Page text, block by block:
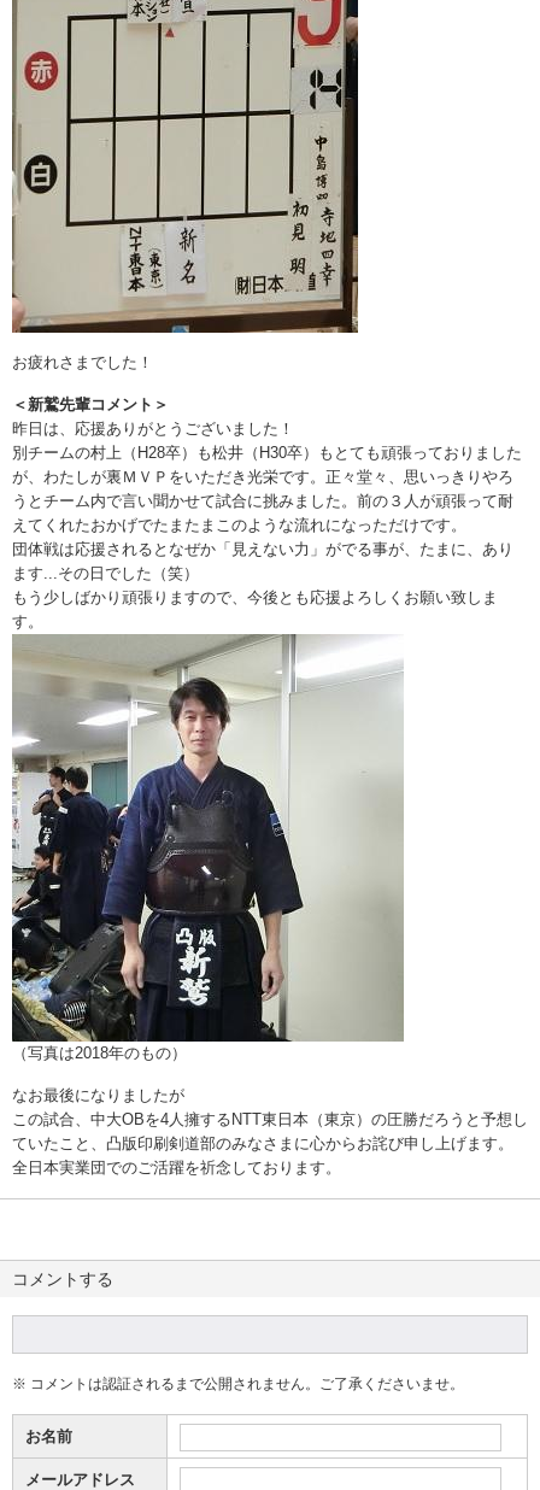
お疲れさまでした！
＜新鷲先輩コメント＞
昨日は、応援ありがとうございました！
別チームの村上（H28卒）も松井（H30卒）もとても頑張っておりました
が、わたしが裏ＭＶＰをいただき光栄です。正々堂々、思いっきりやろ
うとチーム内で言い聞かせて試合に挑みました。前の３人が頑張って耐
えてくれたおかげでたまたまこのような流れになっただけです。
団体戦は応援されるとなぜか「見えない力」がでる事が、たまに、あり
ます...その日でした（笑）
もう少しばかり頑張りますので、今後とも応援よろしくお願い致しま
す。
（写真は2018年のもの）
なお最後になりましたが
この試合、中大OBを4人擁するNTT東日本（東京）の圧勝だろうと予想し
ていたこと、凸版印刷剣道部のみなさまに心からお詫び申し上げます。
全日本実業団でのご活躍を祈念しております。
コメントする
※ コメントは認証されるまで公開されません。ご了承くださいませ。
お名前
メールアドレス